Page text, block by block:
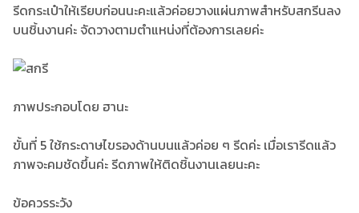
รีดกระเป๋าให้เรียบก่อนนะคะแล้วค่อยวางแผ่นภาพสำหรับสกรีนลง
บนชิ้นงานค่ะ จัดวางตามตำแหน่งที่ต้องการเลยค่ะ
ภาพประกอบโดย ฮานะ
ขั้นที่ 5 ใช้กระดาษไขรองด้านบนแล้วค่อย ๆ รีดค่ะ เมื่อเรารีดแล้ว
ภาพจะคมชัดขึ้นค่ะ รีดภาพให้ติดชิ้นงานเลยนะคะ
ข้อควรระวัง